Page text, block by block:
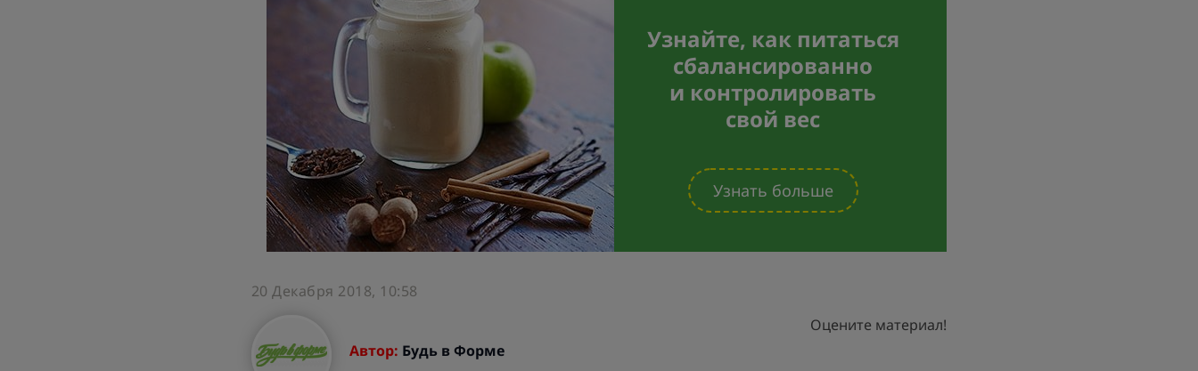
Узнайте, как питаться
сбалансированно
и контролировать
свой вес
Узнать больше
20 Декабря 2018, 10:58
Автор: Будь в Форме
Оцените материал!